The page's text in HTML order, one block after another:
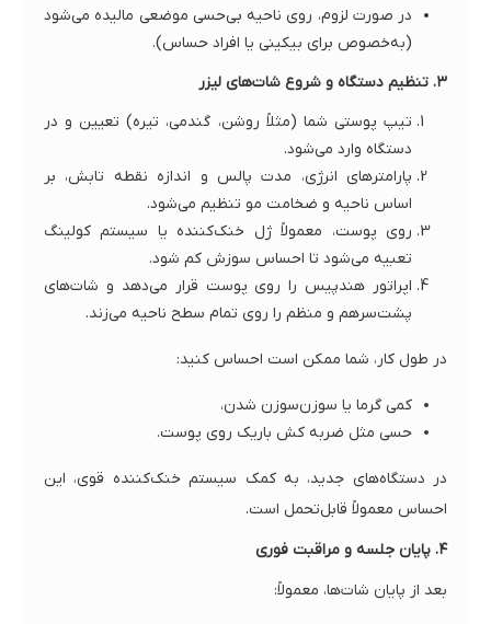
در صورت لزوم، روی ناحیه بی‌حسی موضعی مالیده می‌شود
(به‌خصوص برای بیکینی یا افراد حساس).
۳. تنظیم دستگاه و شروع شات‌های لیزر
تیپ پوستی شما (مثلاً روشن، گندمی، تیره) تعیین و در
دستگاه وارد می‌شود.
پارامترهای انرژی، مدت پالس و اندازه نقطه تابش، بر
اساس ناحیه و ضخامت مو تنظیم می‌شود.
روی پوست، معمولاً ژل خنک‌کننده یا سیستم کولینگ
تعبیه می‌شود تا احساس سوزش کم شود.
اپراتور هندپیس را روی پوست قرار می‌دهد و شات‌های
پشت‌سرهم و منظم را روی تمام سطح ناحیه می‌زند.
در طول کار، شما ممکن است احساس کنید:
کمی گرما یا سوزن‌سوزن شدن،
حسی مثل ضربه کش باریک روی پوست.
در دستگاه‌های جدید، به کمک سیستم خنک‌کننده قوی، این
احساس معمولاً قابل‌تحمل است.
۴. پایان جلسه و مراقبت فوری
بعد از پایان شات‌ها، معمولاً: